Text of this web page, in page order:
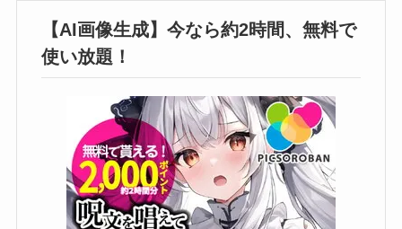
【AI画像生成】今なら約2時間、無料で
使い放題！